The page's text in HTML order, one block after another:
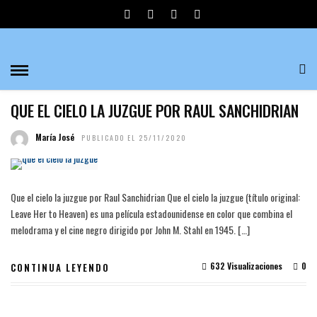
JOHN M. STAHL
QUE EL CIELO LA JUZGUE POR RAUL SANCHIDRIAN
María José PUBLICADO EL 25/11/2020
Que el cielo la juzgue por Raul Sanchidrian Que el cielo la juzgue (título original:
Leave Her to Heaven) es una película estadounidense en color que combina el
melodrama y el cine negro dirigido por John M. Stahl en 1945. […]
CONTINUA LEYENDO 0
632 Visualizaciones